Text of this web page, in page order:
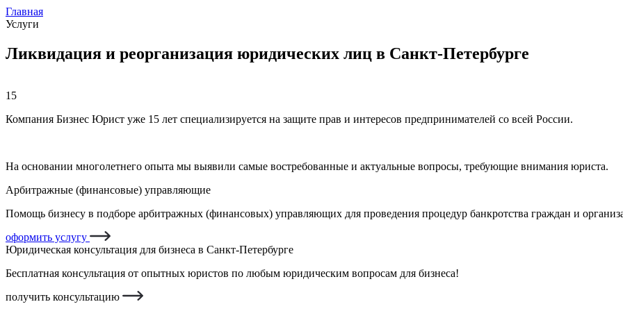
Главная
Услуги
Ликвидация и реорганизация юридических лиц в Санкт-Петербурге
15
Компания Бизнес Юрист уже 15 лет специализируется на защите прав и интересов предпринимателей со всей России.
На основании многолетнего опыта мы выявили самые востребованные и актуальные вопросы, требующие внимания юриста.
Арбитражные (финансовые) управляющие
Помощь бизнесу в подборе арбитражных (финансовых) управляющих для проведения процедур банкротства граждан и
оформить услугу
Юридическая консультация для бизнеса в Санкт-Петербурге
Бесплатная консультация от опытных юристов по любым юридическим вопросам для бизнеса!
получить консультацию